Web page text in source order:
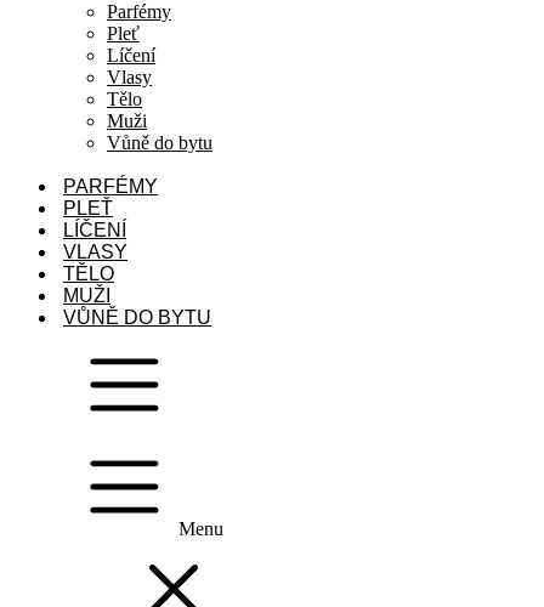
Parfémy
Pleť
Líčení
Vlasy
Tělo
Muži
Vůně do bytu
PARFÉMY
PLEŤ
LÍČENÍ
VLASY
TĚLO
MUŽI
VŮNĚ DO BYTU
Menu